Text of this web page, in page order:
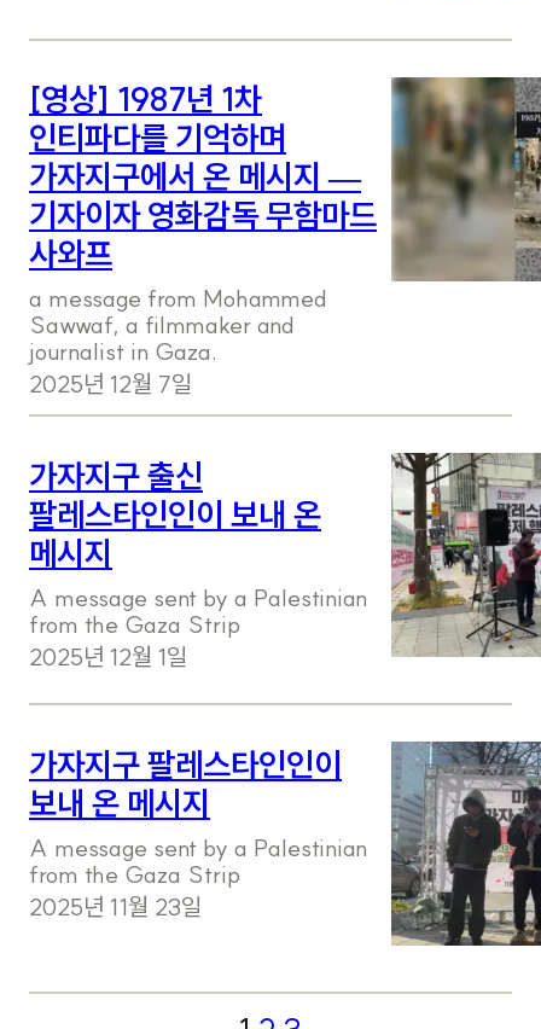
[영상] 1987년 1차
인티파다를 기억하며
가자지구에서 온 메시지 —
기자이자 영화감독 무함마드
사와프
a message from Mohammed
Sawwaf, a filmmaker and
journalist in Gaza.
2025년 12월 7일
가자지구 출신
팔레스타인인이 보내 온
메시지
A message sent by a Palestinian
from the Gaza Strip
2025년 12월 1일
가자지구 팔레스타인인이
보내 온 메시지
A message sent by a Palestinian
from the Gaza Strip
2025년 11월 23일